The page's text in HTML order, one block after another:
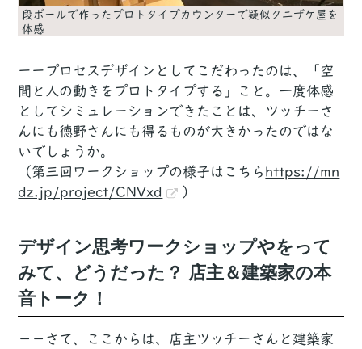
段ボールで作ったプロトタイプカウンターで疑似クニザケ屋を
体感
ーープロセスデザインとしてこだわったのは、「空
間と人の動きをプロトタイプする」こと。一度体感
としてシミュレーションできたことは、ツッチーさ
んにも徳野さんにも得るものが大きかったのではな
いでしょうか。
（第三回ワークショップの様子はこちら https://mn
dz.jp/project/CNVxd
）
デザイン思考ワークショップやをって
みて、どうだった？ 店主＆建築家の本
音トーク！
－－さて、ここからは、店主ツッチーさんと建築家